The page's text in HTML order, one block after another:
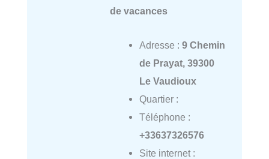
de vacances
Adresse : 9 Chemin
de Prayat, 39300
Le Vaudioux
Quartier :
Téléphone :
+33637326576
Site internet :